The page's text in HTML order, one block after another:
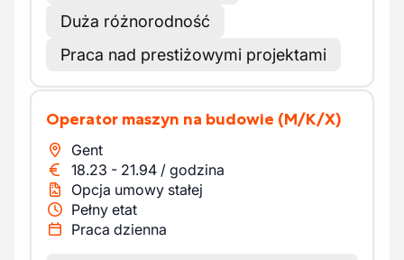
Duża różnorodność
Praca nad prestiżowymi projektami
Operator maszyn na budowie (M/K/X)
Gent
18.23 - 21.94 / godzina
Opcja umowy stałej
Pełny etat
Praca dzienna